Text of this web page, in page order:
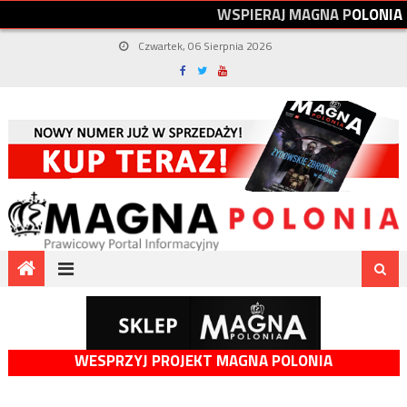
WSPIERAJMAGNAPOLONIA
Czwartek, 06 Sierpnia 2026
WESPRZYJ PROJEKT MAGNA POLONIA